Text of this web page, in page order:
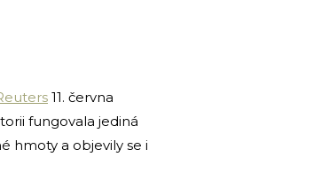
11. června
fungovala jediná
hmoty a objevily se i